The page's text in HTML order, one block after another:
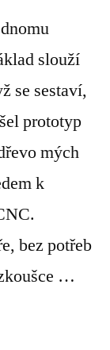
slouží
se sestaví,
prototyp
mých
k
bez potřeb
…